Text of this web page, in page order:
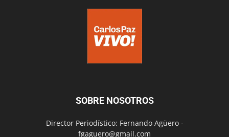
SOBRE NOSOTROS
Director Periodístico: Fernando Agüero -
fgaguero@gmail.com